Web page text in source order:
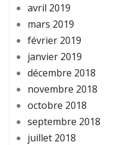
avril 2019
mars 2019
février 2019
janvier 2019
décembre 2018
novembre 2018
octobre 2018
septembre 2018
juillet 2018